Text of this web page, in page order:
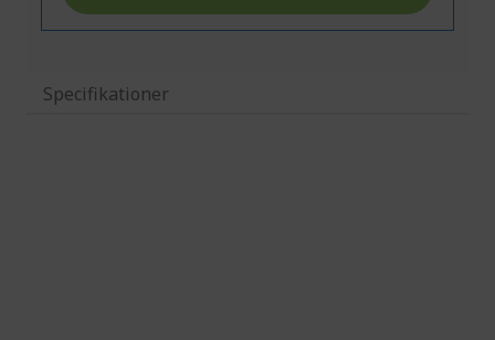
Specifikationer